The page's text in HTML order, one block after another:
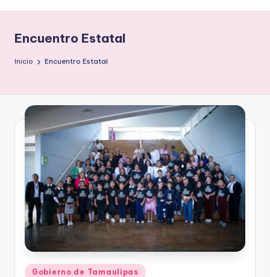
e
g
s
.
p
r
s
s
Encuentro Estatal
Inicio Encuentro Estatal
Publicado
Gobierno de Tamaulipas